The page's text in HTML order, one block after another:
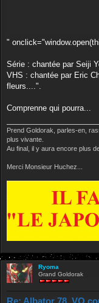
"
Série : chantée par Seiji
VHS : chantée par Eric
fleurs....".
Comprenne qui pourra...
Prend Goldorak, parles-en,
plus vivante.
Au final, il y aura encore plus
Merci Monsieur Huchez...
Ryoma
Grand Goldorak
Re: Albator 78, VO